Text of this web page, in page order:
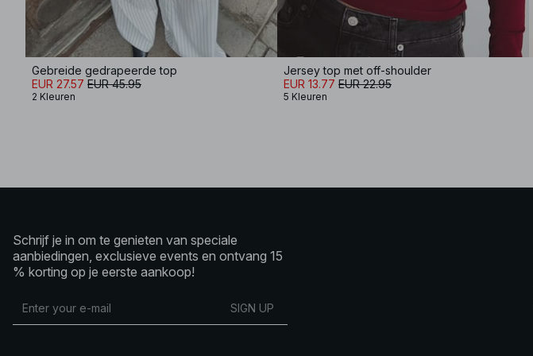
Gebreide gedrapeerde top
EUR 27.57 EUR 45.95
2 Kleuren
Jersey top met off-shoulder
EUR 13.77 EUR 22.95
5 Kleuren
Schrijf je in om te genieten van speciale
aanbiedingen, exclusieve events en ontvang 15
% korting op je eerste aankoop!
SIGN UP